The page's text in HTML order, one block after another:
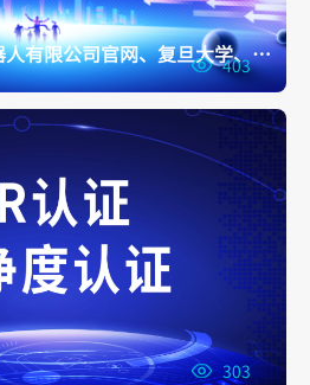
z6.com尊龙(中国)机器人有限公司官网、复旦大学、上海交通大学、同济大学人形机器人数据集项目组联合发布
403
303